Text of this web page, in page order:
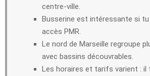
centre-ville.
Busserine est intéressante si tu
accès PMR.
Le nord de Marseille regroupe
avec bassins découvrables.
Les horaires et tarifs varient :